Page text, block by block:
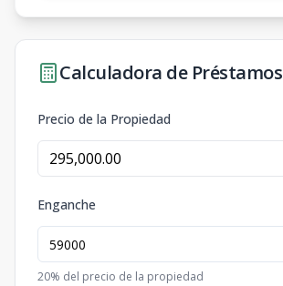
Calculadora de Préstamos
Precio de la Propiedad
Enganche
20% del precio de la propiedad